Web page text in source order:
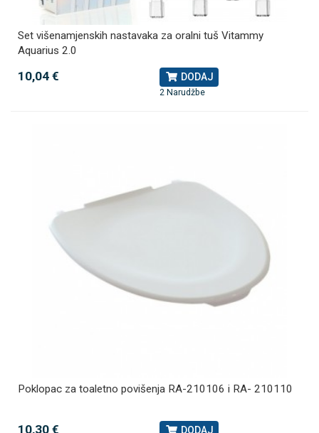
Set višenamjenskih nastavaka za oralni tuš Vitammy
Aquarius 2.0
10,04 € DODAJ
2 Narudžbe
Poklopac za toaletno povišenja RA-210106 i RA- 210110
10,30 € DODAJ